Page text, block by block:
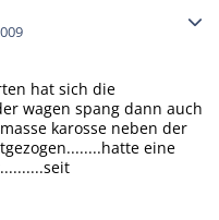
hat sich die
wagen spang dann auch
karosse neben der
eine